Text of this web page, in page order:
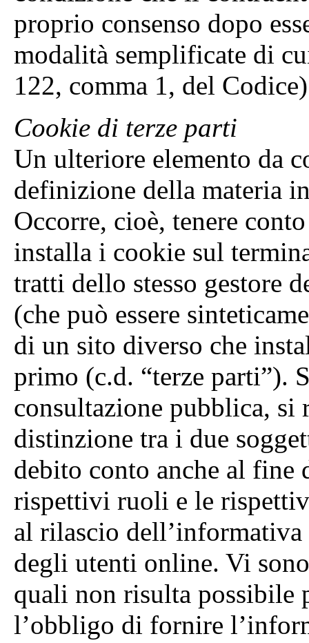
proprio consenso dopo
modalità semplificate di
122, comma 1, del
Cookie di terze parti
Un ulteriore elemento da
definizione della materia
Occorre, cioè, tenere
installa i cookie sul
tratti dello stesso gestore
(che può essere
di un sito diverso che
primo (c.d. “terze parti”).
consultazione pubblica, si
distinzione tra i due
debito conto anche al
rispettivi ruoli e le
al rilascio dell’informativa
degli utenti online. Vi
quali non risulta possibile
l’obbligo di fornire